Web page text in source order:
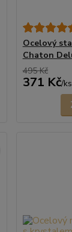
Ocelový
Chaton
495 Kč
371 Kč/ks